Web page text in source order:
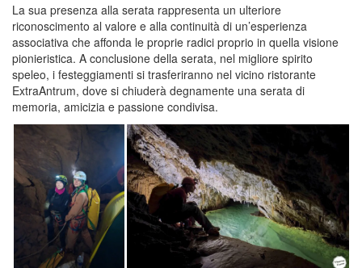
La sua presenza alla serata rappresenta un ulteriore
riconoscimento al valore e alla continuità di un’esperienza
associativa che affonda le proprie radici proprio in quella visione
pionieristica. A conclusione della serata, nel migliore spirito
speleo, i festeggiamenti si trasferiranno nel vicino ristorante
ExtraAntrum, dove si chiuderà degnamente una serata di
memoria, amicizia e passione condivisa.